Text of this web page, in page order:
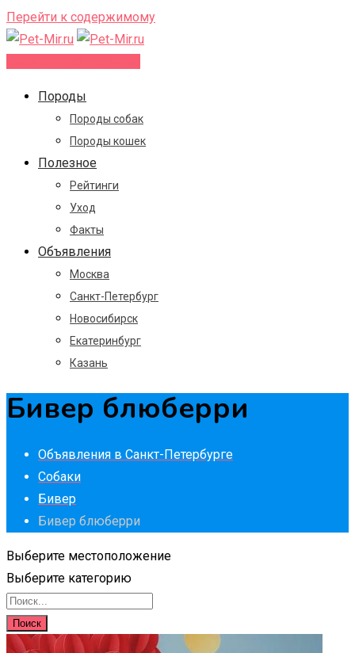
Перейти к содержимому
Породы
Породы собак
Породы кошек
Полезное
Рейтинги
Уход
Факты
Объявления
Москва
Санкт-Петербург
Новосибирск
Екатеринбург
Казань
Бивер блюберри
Объявления в Санкт-Петербурге
Собаки
Бивер
Бивер блюберри
Выберите местоположение
Выберите категорию
Поиск